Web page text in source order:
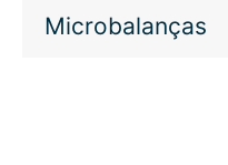
Microbalanças